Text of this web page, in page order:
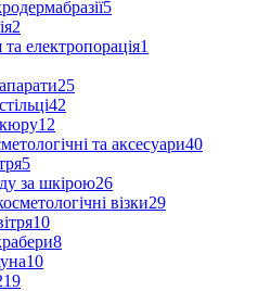
5
2
та електропорація1
25
42
12
та аксесуари40
5
за шкірою26
візки29
10
8
10